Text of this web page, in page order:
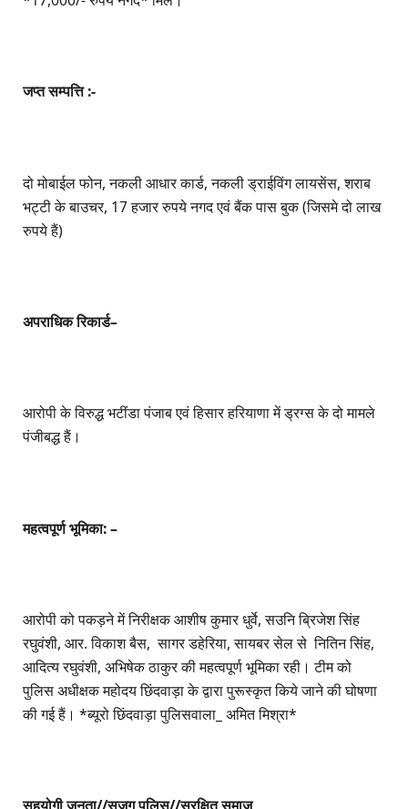
जप्त सम्पत्ति :-
दो मोबाईल फोन, नकली आधार कार्ड, नकली ड्राईविंग लायसेंस, शराब
भट्टी के बाउचर, 17 हजार रुपये नगद एवं बैंक पास बुक (जिसमे दो लाख
रुपये हैं)
अपराधिक रिकार्ड–
आरोपी के विरुद्ध भटींडा पंजाब एवं हिसार हरियाणा में ड्रग्स के दो मामले
पंजीबद्ध हैं।
महत्वपूर्ण भूमिका: –
आरोपी को पकड़ने में निरीक्षक आशीष कुमार धुर्वे, सउनि ब्रिजेश सिंह
रघुवंशी, आर. विकाश बैस, सागर डहेरिया, सायबर सेल से नितिन सिंह,
आदित्य रघुवंशी, अभिषेक ठाकुर की महत्वपूर्ण भूमिका रही। टीम को
पुलिस अधीक्षक महोदय छिंदवाड़ा के द्वारा पुरूस्कृत किये जाने की घोषणा
की गई हैं। *ब्यूरो छिंदवाड़ा पुलिसवाला_ अमित मिश्रा*